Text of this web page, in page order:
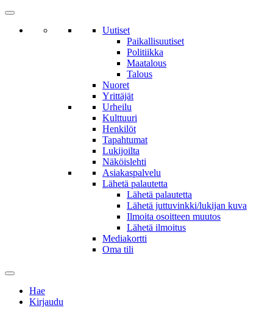
Uutiset
Paikallisuutiset
Politiikka
Maatalous
Talous
Nuoret
Yrittäjät
Urheilu
Kulttuuri
Henkilöt
Tapahtumat
Lukijoilta
Näköislehti
Asiakaspalvelu
Lähetä palautetta
Lähetä palautetta
Lähetä juttuvinkki/lukijan kuva
Ilmoita osoitteen muutos
Lähetä ilmoitus
Mediakortti
Oma tili
Hae
Kirjaudu